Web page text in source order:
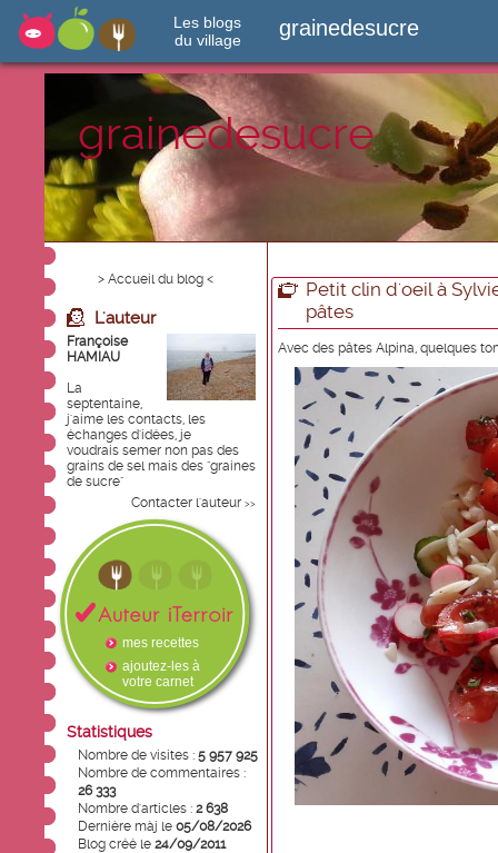
Les blogs
du village
grainedesucre
grainedesucre
> Accueil du blog <
L'auteur
Françoise
HAMIAU
La
septentaine,
j'aime les contacts, les
échanges d'idées, je
voudrais semer non pas des
grains de sel mais des "graines
de sucre"
Contacter l'auteur >>
mes recettes
ajoutez-les à
votre carnet
Statistiques
Nombre de visites : 5 957 925
Nombre de commentaires :
26 333
Nombre d'articles : 2 638
Dernière màj le 05/08/2026
Blog créé le 24/09/2011
Petit clin d'oeil à
pâtes
Avec des pâtes Alpina, quelques